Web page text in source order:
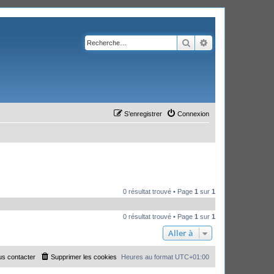
Rechercher
Connexion
S’enregistrer
0 résultat trouvé • Page 1 sur 1
0 résultat trouvé • Page 1 sur 1
Aller à
Heures au format UTC+01:00
Supprimer les cookies
contacter